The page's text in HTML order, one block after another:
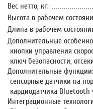
Вес нетто, кг:
Высота в рабочем
Длина в рабочем
Дополнительные
кнопки управления
ключ безопасности,
Дополнительные функции:
сенсорные датчики на
кардиодатчика
Интеграционные